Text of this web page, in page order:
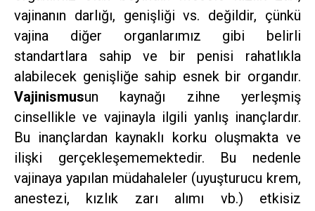
vajinanın darlığı, genişliği vs. değildir, çünkü
vajina diğer organlarımız gibi belirli
standartlara sahip ve bir penisi rahatlıkla
alabilecek genişliğe sahip esnek bir organdır.
Vajinismusun kaynağı zihne yerleşmiş
cinsellikle ve vajinayla ilgili yanlış inançlardır.
Bu inançlardan kaynaklı korku oluşmakta ve
ilişki gerçekleşememektedir. Bu nedenle
vajinaya yapılan müdahaleler (uyuşturucu krem,
anestezi, kızlık zarı alımı vb.) etkisiz